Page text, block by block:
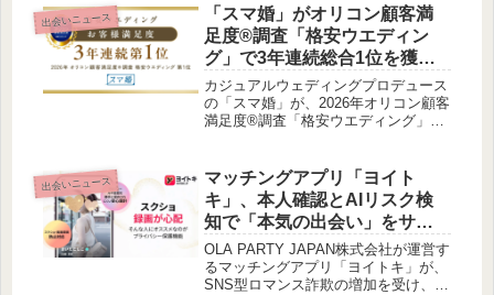
出会いニュース
「スマ婚」がオリコン顧客満
足度®調査「格安ウエディン
グ」で3年連続総合1位を獲
得！感謝キャンペーンも開催
カジュアルウェディングプロデュース
の「スマ婚」が、2026年オリコン顧客
満足度®調査「格安ウエディング」に
期間限定で「3年連続第1位ありがとう
キャンペーン」が開催されます。結婚
式を検討されている方にとって、費用
面での安心と質の高いサービスを提供
する「スマ婚」の受賞は、大きな選択
肢となるのではないでしょうか。
出会いニュース
マッチングアプリ「ヨイト
キ」、本人確認とAIリスク検
知で「本気の出会い」をサポ
ートする安全対策を強化
OLA PARTY JAPAN株式会社が運営す
るマッチングアプリ「ヨイトキ」が、
SNS型ロマンス詐欺の増加を受け、本